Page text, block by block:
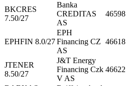
BKCRES
7.50/27
Banka
CREDITAS
AS
46598
EPHFIN 8.0/27
EPH
Financing CZ
AS
46618
JTENER
8.50/27
J&T Energy
Financing Czk
V AS
46622